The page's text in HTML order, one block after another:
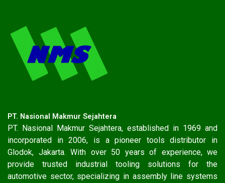
PT. Nasional Makmur Sejahtera
PT. Nasional Makmur Sejahtera, established in 1969 and
incorporated in 2006, is a pioneer tools distributor in
Glodok, Jakarta. With over 50 years of experience, we
provide trusted industrial tooling solutions for the
automotive sector, specializing in assembly line systems